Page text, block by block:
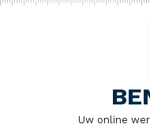
Naar
Uw online